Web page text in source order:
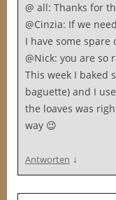
@ all: Thanks for
@Cinzia: If we
I have some spare
@Nick: you are so
This week I baked
baguette) and I
the loaves was
way 😉
Antworten ↓